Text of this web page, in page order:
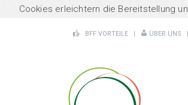
Cookies erleichtern die Bereitstellung
BFF VORTEILE | ÜBER UNS |